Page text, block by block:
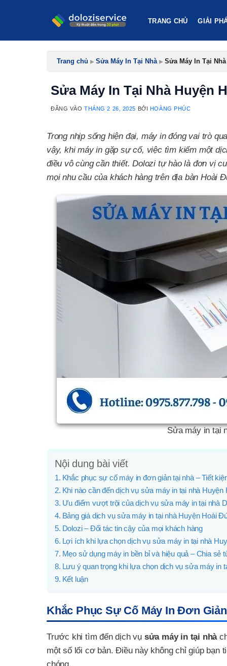
TRANG CHỦ GIẢI
Trang chủ ▸ Sửa Máy In Tại Nhà▸ Sửa Máy In Tại
Sửa Máy In Tại Nhà Huyện
ĐĂNG VÀOTHÁNG 2 26, 2025 BỞI HOÀNG PHÚC
Trong nhịp sống hiện đại, máy in đóng vai trò
vậy, khi máy in gặp sự cố, việc tìm kiếm một
điều vô cùng cần thiết. Dolozi tự hào là đơn vị
mọi nhu cầu của khách hàng trên địa bàn Hoài
Sửa máy in tại
Nội dung bài viết
Khắc phục sự cố máy in đơn giản tại nhà – Tiết
Khi nào cần đến dịch vụ sửa máy in tại nhà
Ưu điểm vượt trội của dịch vụ sửa máy in tại nhà
Bảng giá dịch vụ sửa máy in tại nhà Huyện Hoài
Dolozi – Đối tác tin cậy của mọi khách hàng
Lợi ích khi lựa chọn dịch vụ sửa máy in tại nhà
Mẹo sử dụng máy in bền bỉ và hiệu quả – Chia sẻ
Lưu ý quan trọng khi lựa chọn dịch vụ sửa máy in
Kết luận
Khắc Phục Sự Cố Máy In Đơn
Trước khi tìm đến dịch vụ sửa máy in tại nhà
một số lổi cơ bản. Điều này không chỉ giúp bạn
chóng.